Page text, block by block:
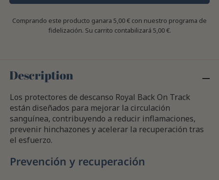
Comprando este producto ganara 5,00 € con nuestro programa de
fidelización. Su carrito contabilizará 5,00 €.
Description
Los protectores de descanso Royal Back On Track
están diseñados para mejorar la circulación
sanguínea, contribuyendo a reducir inflamaciones,
prevenir hinchazones y acelerar la recuperación tras
el esfuerzo.
Prevención y recuperación